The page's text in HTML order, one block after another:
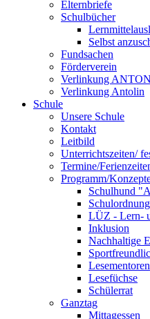
Elternbriefe
Schulbücher
Selbst
Fundsachen
Förderverein
Verlinkung ANTON
Verlinkung Antolin
Schule
Unsere Schule
Kontakt
Leitbild
Unterrichtszeiten/
Termine/
Programm/
Schulhund
Schulordnung
LÜZ - Lern-
Inklusion
Nachhaltige
Lesementoren
Lesefüchse
Schülerrat
Ganztag
Mittagessen